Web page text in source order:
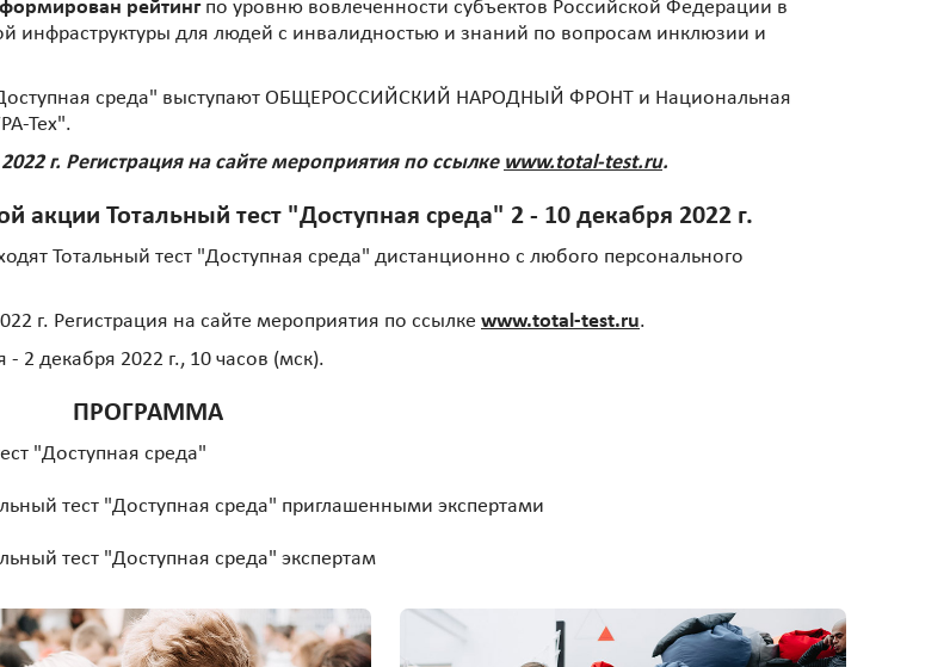
рейтингпо уровню вовлеченности субъектов Российской Федерации в
инфраструктуры для людей с инвалидностью и знаний по вопросам инклюзии и
среда" выступают ОБЩЕРОССИЙСКИЙ НАРОДНЫЙ ФРОНТ и Национальная
Тех".
г. Регистрация на сайте мероприятия по ссылке www.total-test.ru.
Тотальный тест "Доступная среда" 2 - 10 декабря 2022 г.
Тотальный тест "Доступная среда" дистанционно с любого персонального
г. Регистрация на сайте мероприятия по ссылке www.total-test.ru.
2 декабря 2022 г., 10 часов (мск).
ПРОГРАММА
"Доступная среда"
тест "Доступная среда" приглашенными экспертами
тест "Доступная среда" экспертам